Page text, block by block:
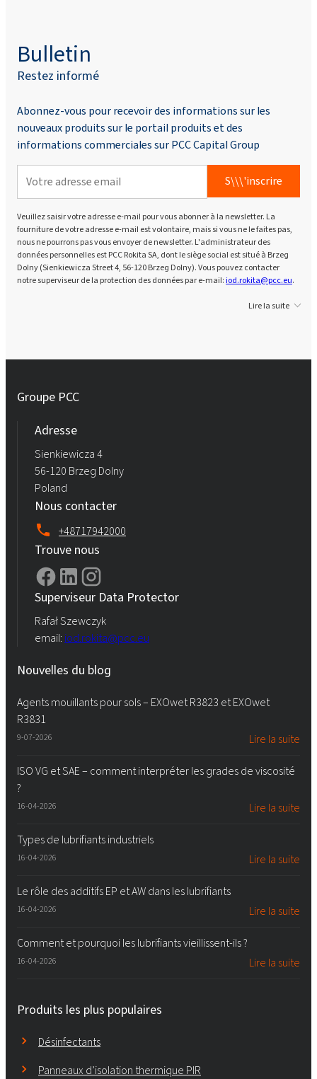
Bulletin
Restez informé
Abonnez-vous pour recevoir des informations sur les
nouveaux produits sur le portail produits et des
informations commerciales sur PCC Capital Group
S\\\'inscrire
Veuillez saisir votre adresse e-mail pour vous abonner à la newsletter. La
fourniture de votre adresse e-mail est volontaire, mais si vous ne le faites pas,
nous ne pourrons pas vous envoyer de newsletter. L'administrateur des
données personnelles est PCC Rokita SA, dont le siège social est situé à Brzeg
Dolny (Sienkiewicza Street 4, 56-120 Brzeg Dolny). Vous pouvez contacter
notre superviseur de la protection des données par e-mail:iod.rokita@pcc.eu.
Lire la suite
Groupe PCC
Adresse
Sienkiewicza 4
56-120 Brzeg Dolny
Poland
Nous contacter
+48717942000
Trouve nous
Superviseur Data Protector
Rafał Szewczyk
email: iod.rokita@pcc.eu
Nouvelles du blog
Agents mouillants pour sols – EXOwet R3823 et EXOwet
R3831
9-07-2026 Lire la suite
ISO VG et SAE – comment interpréter les grades de viscosité
?
16-04-2026 Lire la suite
Types de lubrifiants industriels
16-04-2026 Lire la suite
Le rôle des additifs EP et AW dans les lubrifiants
16-04-2026 Lire la suite
Comment et pourquoi les lubrifiants vieillissent-ils ?
16-04-2026 Lire la suite
Produits les plus populaires
Désinfectants
Panneaux d’isolation thermique PIR